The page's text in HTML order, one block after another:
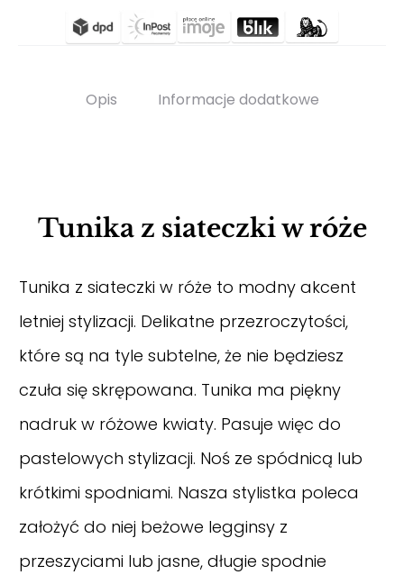
Opis Informacje dodatkowe
Tunika z siateczki w róże
Tunika z siateczki w róże to modny akcent
letniej stylizacji. Delikatne przezroczytości,
które są na tyle subtelne, że nie będziesz
czuła się skrępowana. Tunika ma piękny
nadruk w różowe kwiaty. Pasuje więc do
pastelowych stylizacji. Noś ze spódnicą lub
krótkimi spodniami. Nasza stylistka poleca
założyć do niej beżowe legginsy z
przeszyciami lub jasne, długie spodnie